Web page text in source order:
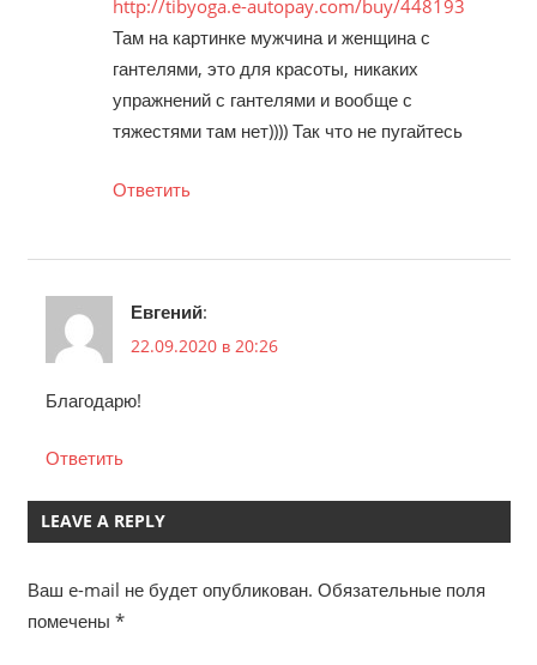
http://tibyoga.e-autopay.com/buy/448193
Там на картинке мужчина и женщина с
гантелями, это для красоты, никаких
упражнений с гантелями и вообще с
тяжестями там нет)))) Так что не пугайтесь
Ответить
Евгений:
22.09.2020 в 20:26
Благодарю!
Ответить
LEAVE A REPLY
Ваш e-mail не будет опубликован. Обязательные поля
помечены *